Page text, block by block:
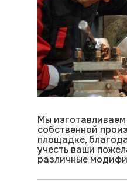
Мы
собственной
площадке,
учесть ваши
различные